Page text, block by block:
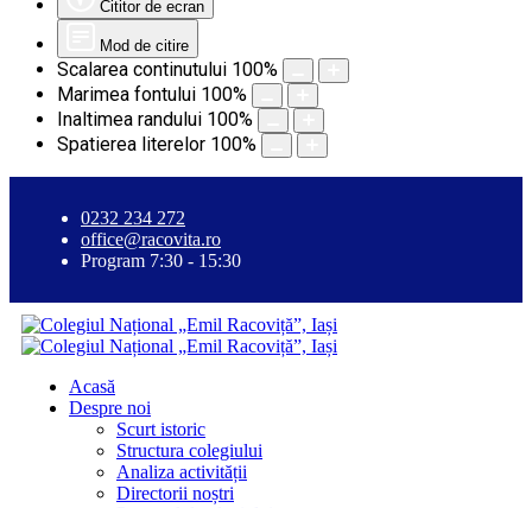
Cititor de ecran
Mod de citire
Scalarea continutului 100%
Marimea fontului 100%
Inaltimea randului 100%
Spatierea literelor 100%
0232 234 272
office@racovita.ro
Program 7:30 - 15:30
Acasă
Despre noi
Scurt istoric
Structura colegiului
Analiza activității
Directorii noștri